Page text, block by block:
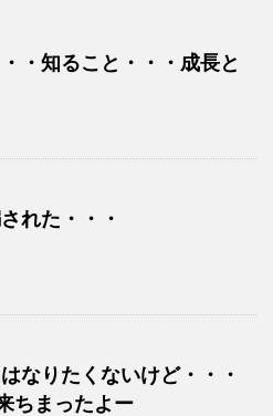
・知ること・・・成長と
れた・・・
なりたくないけど・・・
ちまったよー